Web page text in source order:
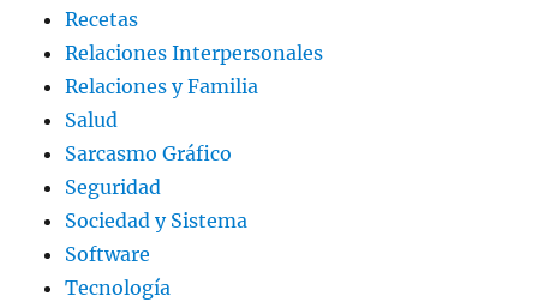
Recetas
Relaciones Interpersonales
Relaciones y Familia
Salud
Sarcasmo Gráfico
Seguridad
Sociedad y Sistema
Software
Tecnología